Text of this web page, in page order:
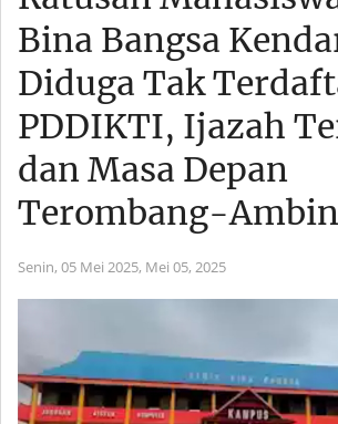
Bina Bangsa
Diduga Tak
PDDIKTI, Ijazah
dan Masa Depan
Terombang-
Senin, 05 Mei 2025, Mei 05, 2025